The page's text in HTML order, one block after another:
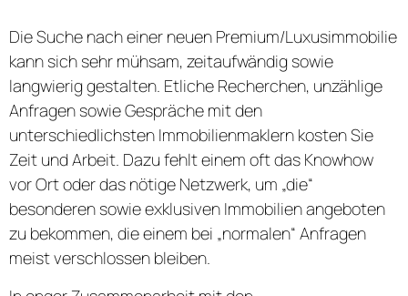
Die Suche nach einer neuen Premium/Luxusimmobilie
kann sich sehr mühsam, zeitaufwändig sowie
langwierig gestalten. Etliche Recherchen, unzählige
Anfragen sowie Gespräche mit den
unterschiedlichsten Immobilienmaklern kosten Sie
Zeit und Arbeit. Dazu fehlt einem oft das Knowhow
vor Ort oder das nötige Netzwerk, um „die“
besonderen sowie exklusiven Immobilien angeboten
zu bekommen, die einem bei „normalen“ Anfragen
meist verschlossen bleiben.